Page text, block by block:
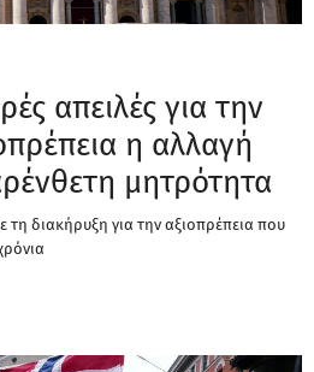
απειλές για την
η αλλαγή
μητρότητα
διακήρυξη για την αξιοπρέπεια που